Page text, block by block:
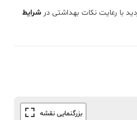
با رعایت نکات بهداشتی در شرایط